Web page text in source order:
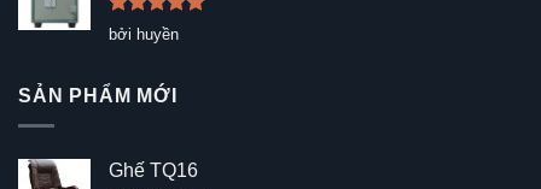
Được xếp
hạng5
bởi huyền
SẢN PHẨM MỚI
Ghế TQ16